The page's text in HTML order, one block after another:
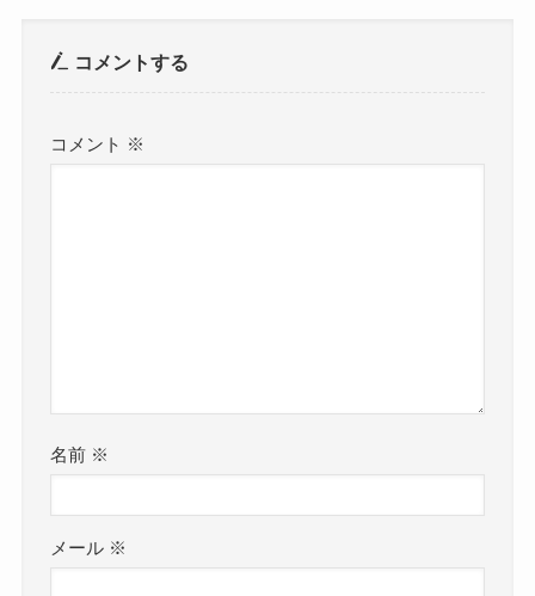
コメントする
コメント ※
名前 ※
メール ※